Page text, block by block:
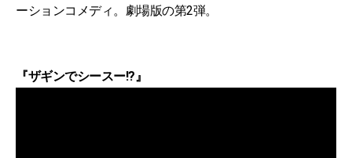
ーションコメディ。劇場版の第2弾。
『ザギンでシースー!?』